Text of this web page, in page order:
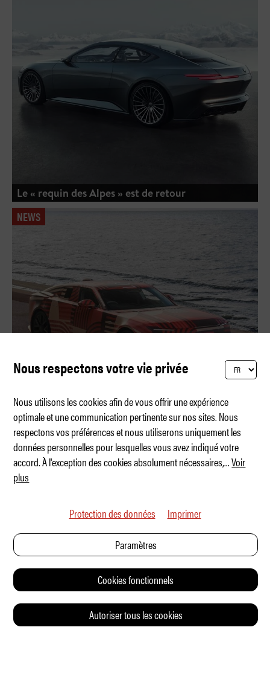
Le « requin des Alpes » est de retour
NEWS
Jaguar sort ses griffes à Monaco
Nous respectons votre vie privée
Nous utilisons les cookies afin de vous offrir une expérience
optimale et une communication pertinente sur nos sites. Nous
respectons vos préférences et nous utiliserons uniquement les
données personnelles pour lesquelles vous avez indiqué votre
accord. À l'exception des cookies absolument nécessaires,...Voir
plus
Protection des données Imprimer
Paramètres
Cookies fonctionnels
Autoriser tous les cookies